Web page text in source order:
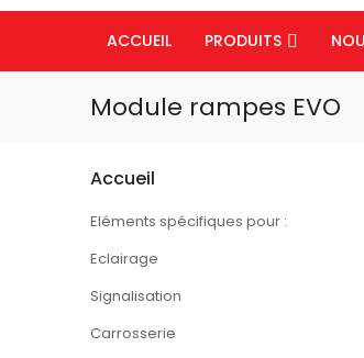
ACCUEIL PRODUITS
Module rampes EVO
Accueil
Eléments spécifiques pour :
Eclairage
Signalisation
Carrosserie